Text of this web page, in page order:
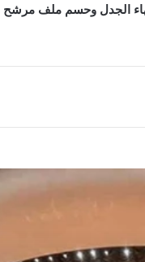
الجدل وحسم ملف